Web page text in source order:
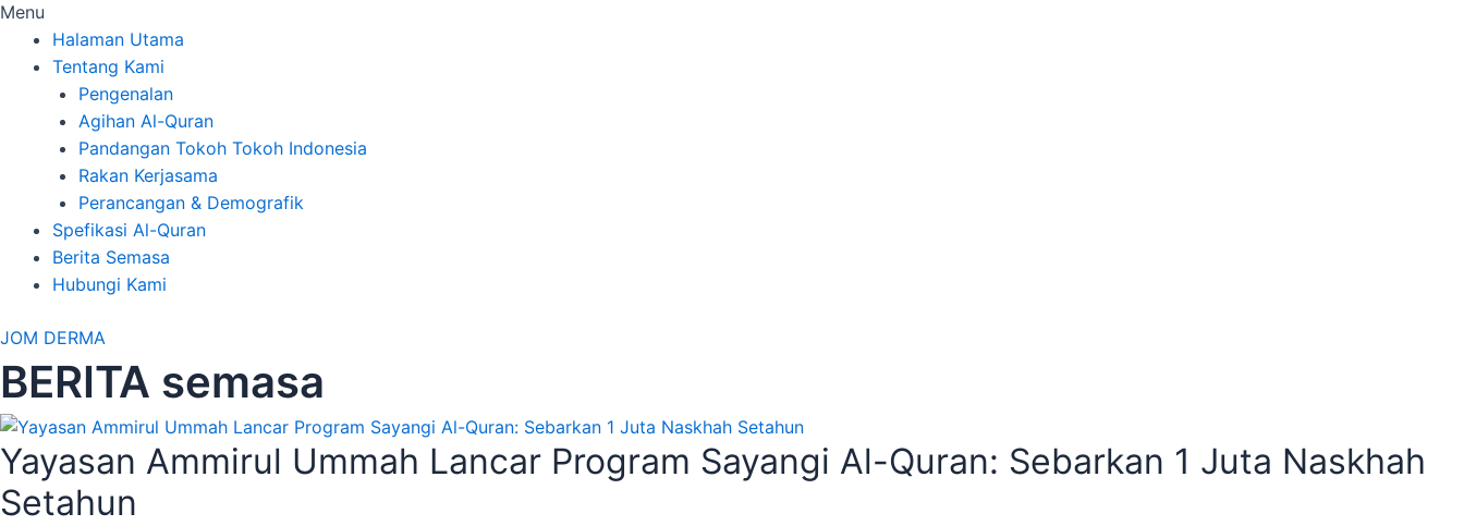
Menu
Halaman Utama
Tentang Kami
Pengenalan
Agihan Al-Quran
Pandangan Tokoh Tokoh Indonesia
Rakan Kerjasama
Perancangan & Demografik
Spefikasi Al-Quran
Berita Semasa
Hubungi Kami
JOM DERMA
BERITA semasa
Yayasan Ammirul Ummah Lancar Program Sayangi Al-Quran: Sebarkan 1 Juta Naskhah
Setahun